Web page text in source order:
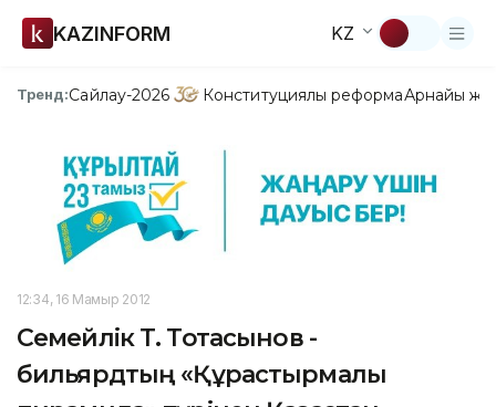
KAZINFORM KZ
Тренд:Сайлау-2026 Конституциялық реформаАрнайы
12:34, 16 Мамыр 2012
Cемейлік Т. Тоқтасынов -
бильярдтың «Құрастырмалы